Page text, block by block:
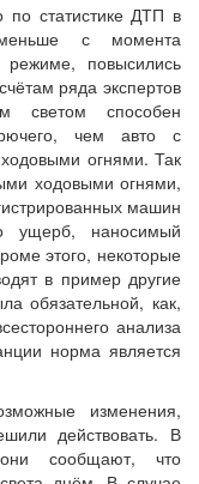
по статистике ДТП в
с момента
режиме, повысились
ряда экспертов
светом способен
чем авто с
огнями. Так
ходовыми огнями,
машин
наносимый
этого, некоторые
в пример другие
обязательной, как,
анализа
норма является
изменения,
действовать. В
сообщают, что